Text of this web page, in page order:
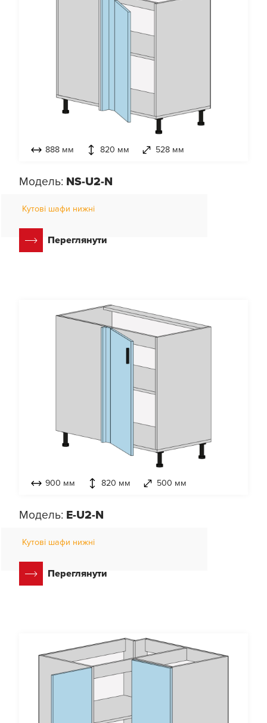
888 мм 820 мм 528 мм
Модель: NS-U2-N
Кутові шафи нижні
Переглянути
900 мм 820 мм 500 мм
Модель: E-U2-N
Кутові шафи нижні
Переглянути